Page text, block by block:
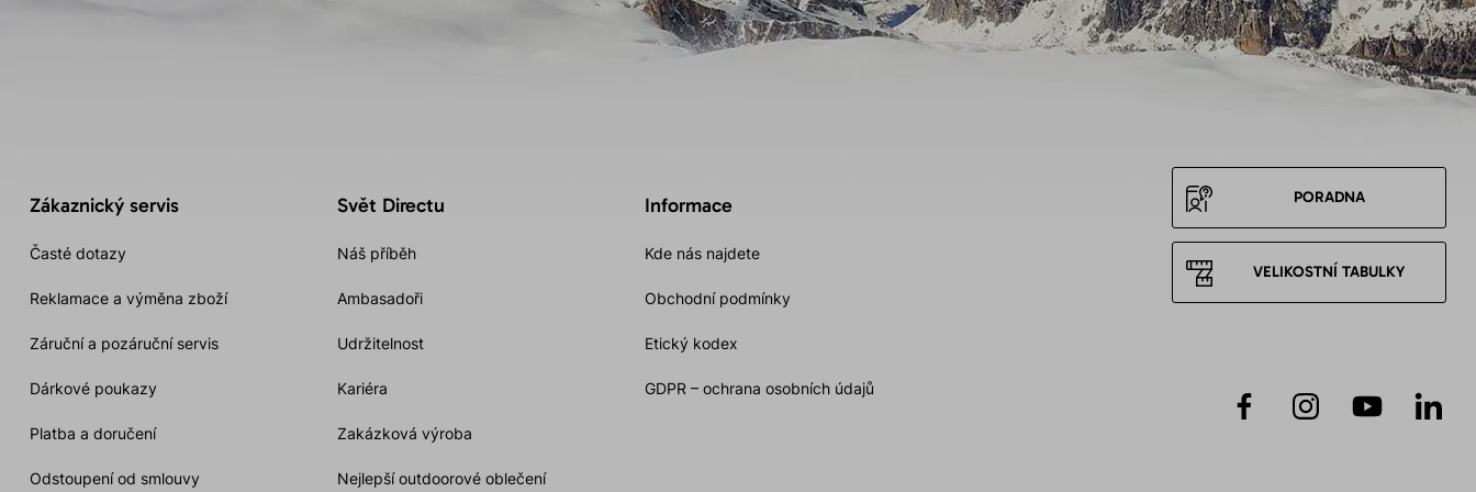
Zákaznický servis
Časté dotazy
Reklamace a výměna zboží
Záruční a pozáruční servis
Dárkové poukazy
Platba a doručení
Odstoupení od smlouvy
Svět Directu
Náš příběh
Ambasadoři
Udržitelnost
Kariéra
Zakázková výroba
Nejlepší outdoorové oblečení
Informace
Kde nás najdete
Obchodní podmínky
Etický kodex
GDPR – ochrana osobních údajů
PORADNA
VELIKOSTNÍ TABULKY